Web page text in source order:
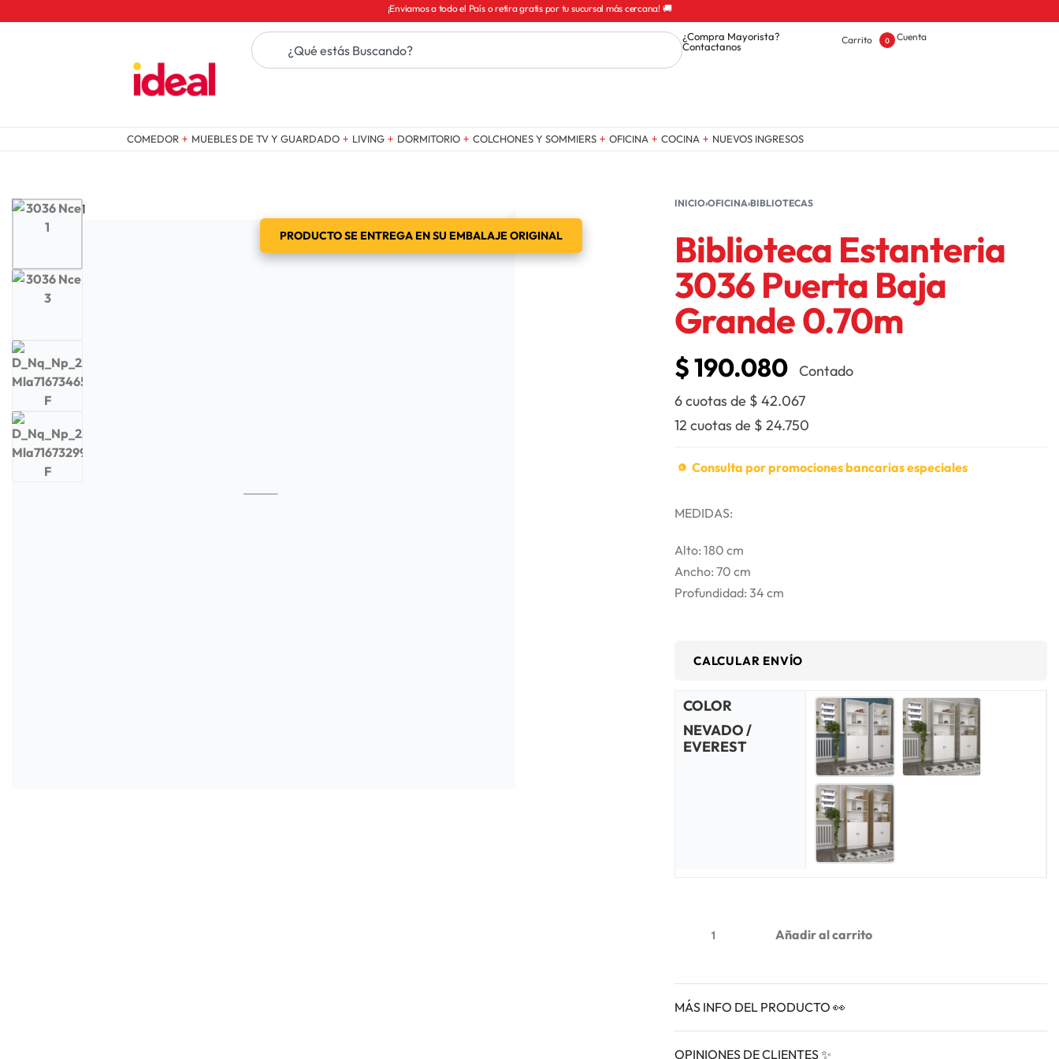
¡Enviamos a todo el País o retira gratis por tu sucursal más cercana! 🚚
¿Compra Mayorista?
Contactanos
Carrito 0 Cuenta
COMEDOR MUEBLES DE TV Y GUARDADO LIVING DORMITORIO COLCHONES Y SOMMIERS OFICINA COCINA NUEVOS INGRESOS
PRODUCTO SE ENTREGA EN SU EMBALAJE ORIGINAL
INICIO›OFICINA›BIBLIOTECAS
Biblioteca Estanteria
3036 Puerta Baja
Grande 0.70m
$190.080
Contado
6 cuotas de $ 42.067
12 cuotas de $ 24.750
Consulta por promociones bancarias especiales
MEDIDAS:
Alto: 180 cm
Ancho: 70 cm
Profundidad: 34 cm
CALCULAR ENVÍO
COLOR
NEVADO /
EVEREST
Añadir al carrito
MÁS INFO DEL PRODUCTO 👀
OPINIONES DE CLIENTES ✨